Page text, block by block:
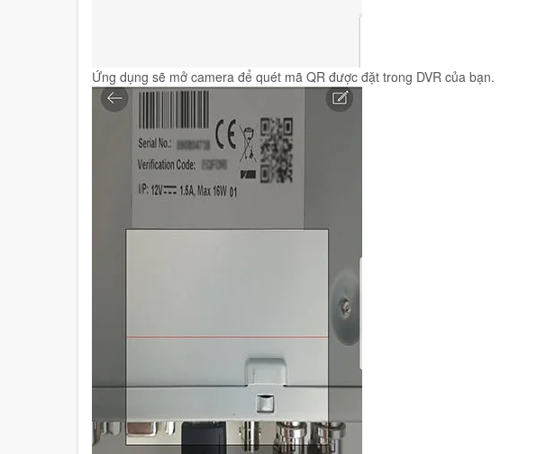
Ứng dụng sẽ mở camera để quét mã QR được đặt trong DVR của bạn.